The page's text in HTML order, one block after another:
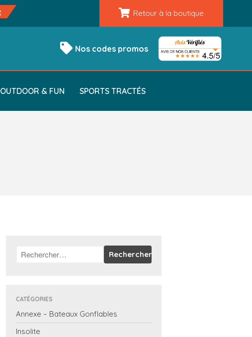
Retour à la boutique
Nos codes promos
OUTDOOR & FUN SPORTS TRACTÉS
CATÉGORIES
Annexe – Bateaux Gonflables
Insolite